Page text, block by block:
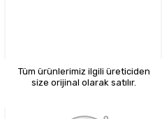
Tüm ürünlerimiz ilgili üreticiden
size orijinal olarak satılır.